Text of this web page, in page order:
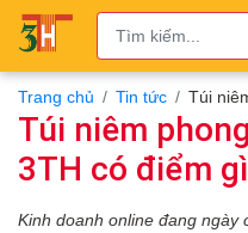
Trang chủ Tin tức Túi
Túi niêm
3TH có điểm
Kinh doanh online đang ngày